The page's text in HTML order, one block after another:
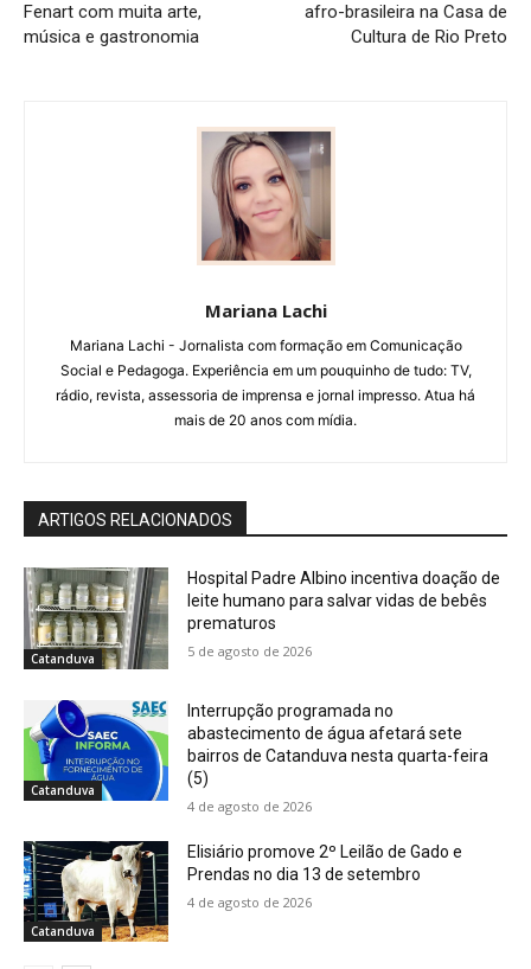
Fenart com muita arte,
música e gastronomia
afro-brasileira na Casa de
Cultura de Rio Preto
Mariana Lachi
Mariana Lachi - Jornalista com formação em Comunicação
Social e Pedagoga. Experiência em um pouquinho de tudo: TV,
rádio, revista, assessoria de imprensa e jornal impresso. Atua há
mais de 20 anos com mídia.
ARTIGOS RELACIONADOS
Catanduva
Hospital Padre Albino incentiva doação de
leite humano para salvar vidas de bebês
prematuros
5 de agosto de 2026
Catanduva
Interrupção programada no
abastecimento de água afetará sete
bairros de Catanduva nesta quarta-feira
(5)
4 de agosto de 2026
Catanduva
Elisiário promove 2º Leilão de Gado e
Prendas no dia 13 de setembro
4 de agosto de 2026